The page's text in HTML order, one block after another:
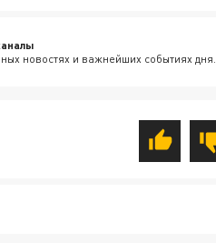
новостях и важнейших событиях дня.